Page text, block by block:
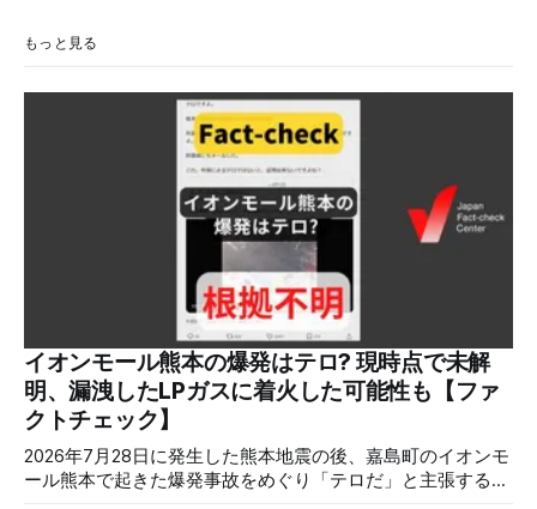
もっと見る
イオンモール熊本の爆発はテロ? 現時点で未解
明、漏洩したLPガスに着火した可能性も【ファ
クトチェック】
2026年7月28日に発生した熊本地震の後、嘉島町のイオンモ
ール熊本で起きた爆発事故をめぐり「テロだ」と主張する投